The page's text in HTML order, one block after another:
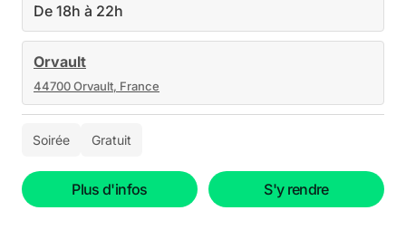
De 18h à 22h
Orvault
44700 Orvault, France
Soirée Gratuit
Plus d'infos S'y rendre